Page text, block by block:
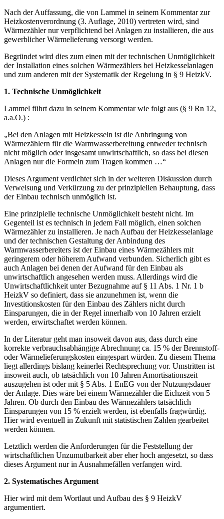
Nach der Auffassung, die von Lammel in seinem Kommentar zur
Heizkostenverordnung (3. Auflage, 2010) vertreten wird, sind
Wärmezähler nur verpflichtend bei Anlagen zu installieren, die aus
gewerblicher Wärmelieferung versorgt werden.
Begründet wird dies zum einen mit der technischen Unmöglichkeit
der Installation eines solchen Wärmezählers bei Heizkesselanlagen
und zum anderen mit der Systematik der Regelung in § 9 HeizkV.
1. Technische Unmöglichkeit
Lammel führt dazu in seinem Kommentar wie folgt aus (§ 9 Rn 12,
a.a.O.) :
„Bei den Anlagen mit Heizkesseln ist die Anbringung von
Wärmezählern für die Warmwasserbereitung entweder technisch
nicht möglich oder insgesamt unwirtschaftlich, so dass bei diesen
Anlagen nur die Formeln zum Tragen kommen …“
Dieses Argument verdichtet sich in der weiteren Diskussion durch
Verweisung und Verkürzung zu der prinzipiellen Behauptung, dass
der Einbau technisch unmöglich ist.
Eine prinzipielle technische Unmöglichkeit besteht nicht. Im
Gegenteil ist es technisch in jedem Fall möglich, einen solchen
Wärmezähler zu installieren. Je nach Aufbau der Heizkesselanlage
und der technischen Gestaltung der Anbindung des
Warmwasserbereiters ist der Einbau eines Wärmezählers mit
geringerem oder höherem Aufwand verbunden. Sicherlich gibt es
auch Anlagen bei denen der Aufwand für den Einbau als
unwirtschaftlich angesehen werden muss. Allerdings wird die
Unwirtschaftlichkeit unter Bezugnahme auf § 11 Abs. 1 Nr. 1 b
HeizkV so definiert, dass sie anzunehmen ist, wenn die
Investitionskosten für den Einbau des Zählers nicht durch
Einsparungen, die in der Regel innerhalb von 10 Jahren erzielt
werden, erwirtschaftet werden können.
In der Literatur geht man insoweit davon aus, dass durch eine
korrekte verbrauchsabhängige Abrechnung ca. 15 % der Brennstoff-
oder Wärmelieferungskosten eingespart würden. Zu diesem Thema
liegt allerdings bislang keinerlei Rechtsprechung vor. Umstritten ist
insoweit auch, ob tatsächlich von 10 Jahren Amortisationszeit
auszugehen ist oder mit § 5 Abs. 1 EnEG von der Nutzungsdauer
der Anlage. Dies wäre bei einem Wärmezähler die Eichzeit von 5
Jahren. Ob durch den Einbau des Wärmezählers tatsächlich
Einsparungen von 15 % erzielt werden, ist ebenfalls fragwürdig.
Hier wird eventuell in Zukunft mit statistischen Zahlen gearbeitet
werden können.
Letztlich werden die Anforderungen für die Feststellung der
wirtschaftlichen Unzumutbarkeit aber eher hoch angesetzt, so dass
dieses Argument nur in Ausnahmefällen verfangen wird.
2. Systematisches Argument
Hier wird mit dem Wortlaut und Aufbau des § 9 HeizkV
argumentiert.